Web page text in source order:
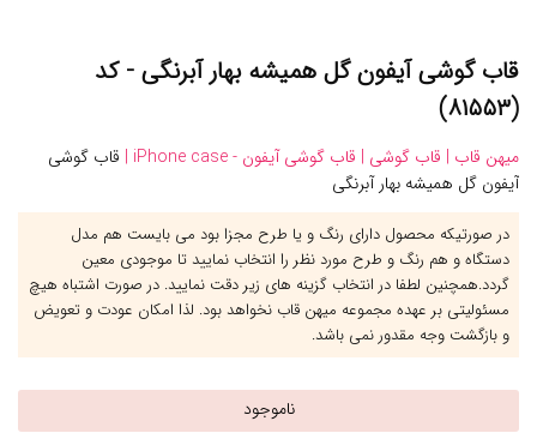
قاب گوشی آیفون گل همیشه بهار آبرنگی - کد
(۸۱۵۵۳)
میهن قاب | قاب گوشی | قاب گوشی آیفون - iPhone case |
قاب گوشی
آیفون گل همیشه بهار آبرنگی
در صورتیکه محصول دارای رنگ و یا طرح مجزا بود می بایست هم مدل
دستگاه و هم رنگ و طرح مورد نظر را انتخاب نمایید تا موجودی معین
گردد.همچنین لطفا در انتخاب گزینه های زیر دقت نمایید. در صورت اشتباه هیچ
مسئولیتی بر عهده مجموعه میهن قاب نخواهد بود. لذا امکان عودت و تعویض
و بازگشت وجه مقدور نمی باشد.
ناموجود